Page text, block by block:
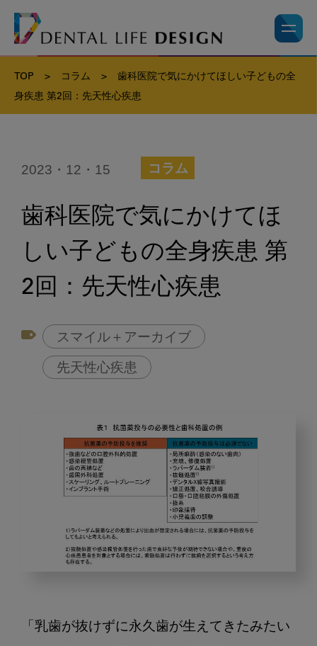
TOP > コラム >
歯科医院で気にかけてほしい子どもの全
身疾患 第2回：先天性心疾患
2023・12・15 コラム
歯科医院で気にかけてほ
しい子どもの全身疾患 第
2回：先天性心疾患
スマイル＋アーカイブ
先天性心疾患
医
「乳歯が抜けずに永久歯が生えてきたみたい